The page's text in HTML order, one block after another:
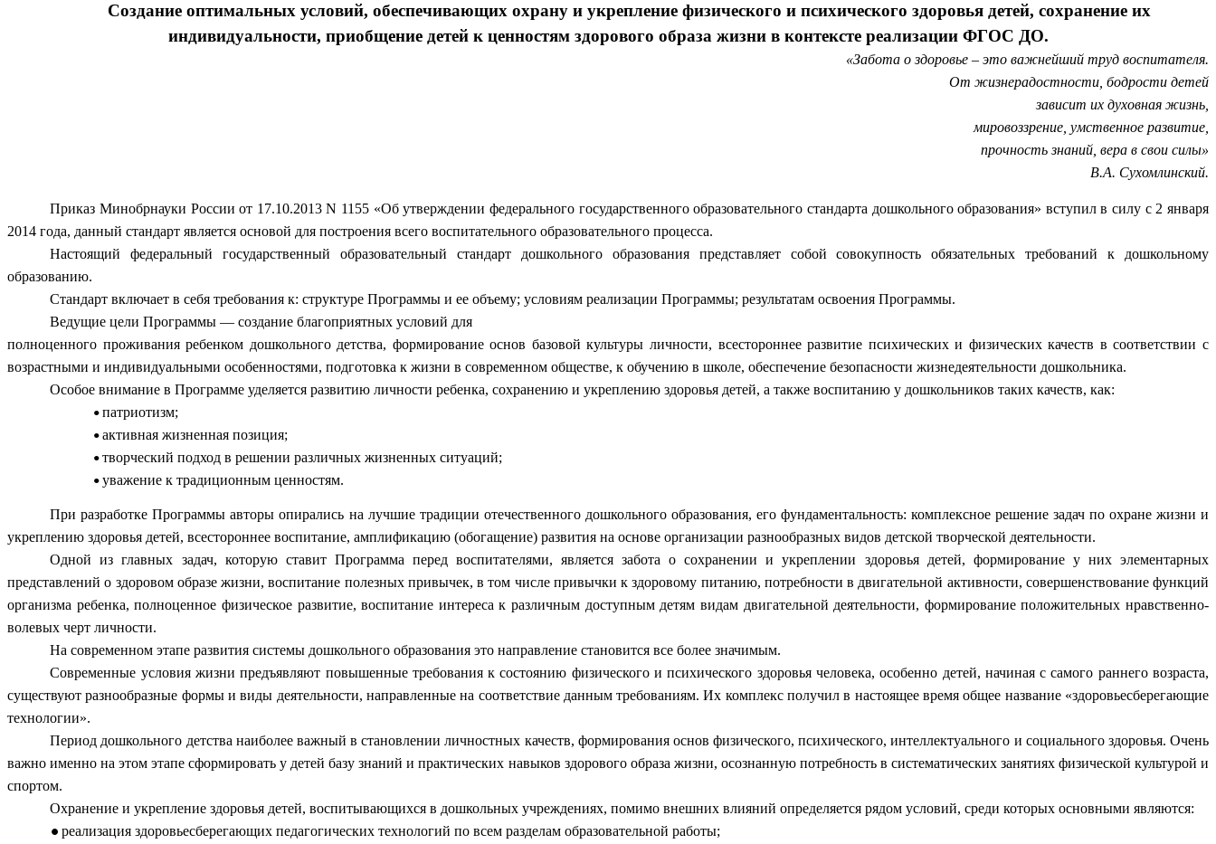
Создание оптимальных условий, обеспечивающих охрану и укрепление физического и психического здоровья детей, сохранение их
индивидуальности, приобщение детей к ценностям здорового образа жизни в контексте реализации ФГОС ДО.
«Забота о здоровье – это важнейший труд воспитателя.
От жизнерадостности, бодрости детей
зависит их духовная жизнь,
мировоззрение, умственное развитие,
прочность знаний, вера в свои силы»
В.А. Сухомлинский.
Приказ Минобрнауки России от 17.10.2013 N 1155 «Об утверждении федерального государственного образовательного стандарта дошкольного образования» вступил в силу с 2 января
2014 года, данный стандарт является основой для построения всего воспитательного образовательного процесса.
Настоящий федеральный государственный образовательный стандарт дошкольного образования представляет собой совокупность обязательных требований к дошкольному
образованию.
Стандарт включает в себя требования к: структуре Программы и ее объему; условиям реализации Программы; результатам освоения Программы.
Ведущие цели Программы — создание благоприятных условий для
полноценного проживания ребенком дошкольного детства, формирование основ базовой культуры личности, всестороннее развитие психических и физических качеств в соответствии с
возрастными и индивидуальными особенностями, подготовка к жизни в современном обществе, к обучению в школе, обеспечение безопасности жизнедеятельности дошкольника.
Особое внимание в Программе уделяется развитию личности ребенка, сохранению и укреплению здоровья детей, а также воспитанию у дошкольников таких качеств, как:
патриотизм;
активная жизненная позиция;
творческий подход в решении различных жизненных ситуаций;
уважение к традиционным ценностям.
При разработке Программы авторы опирались на лучшие традиции отечественного дошкольного образования, его фундаментальность: комплексное решение задач по охране жизни и
укреплению здоровья детей, всестороннее воспитание, амплификацию (обогащение) развития на основе организации разнообразных видов детской творческой деятельности.
Одной из главных задач, которую ставит Программа перед воспитателями, является забота о сохранении и укреплении здоровья детей, формирование у них элементарных
представлений о здоровом образе жизни, воспитание полезных привычек, в том числе привычки к здоровому питанию, потребности в двигательной активности, совершенствование функций
организма ребенка, полноценное физическое развитие, воспитание интереса к различным доступным детям видам двигательной деятельности, формирование положительных нравственно-
волевых черт личности.
На современном этапе развития системы дошкольного образования это направление становится все более значимым.
Современные условия жизни предъявляют повышенные требования к состоянию физического и психического здоровья человека, особенно детей, начиная с самого раннего возраста,
существуют разнообразные формы и виды деятельности, направленные на соответствие данным требованиям. Их комплекс получил в настоящее время общее название «здоровьесберегающие
технологии».
Период дошкольного детства наиболее важный в становлении личностных качеств, формирования основ физического, психического, интеллектуального и социального здоровья. Очень
важно именно на этом этапе сформировать у детей базу знаний и практических навыков здорового образа жизни, осознанную потребность в систематических занятиях физической культурой и
спортом.
Охранение и укрепление здоровья детей, воспитывающихся в дошкольных учреждениях, помимо внешних влияний определяется рядом условий, среди которых основными являются:
реализация здоровьесберегающих педагогических технологий по всем разделам образовательной работы;